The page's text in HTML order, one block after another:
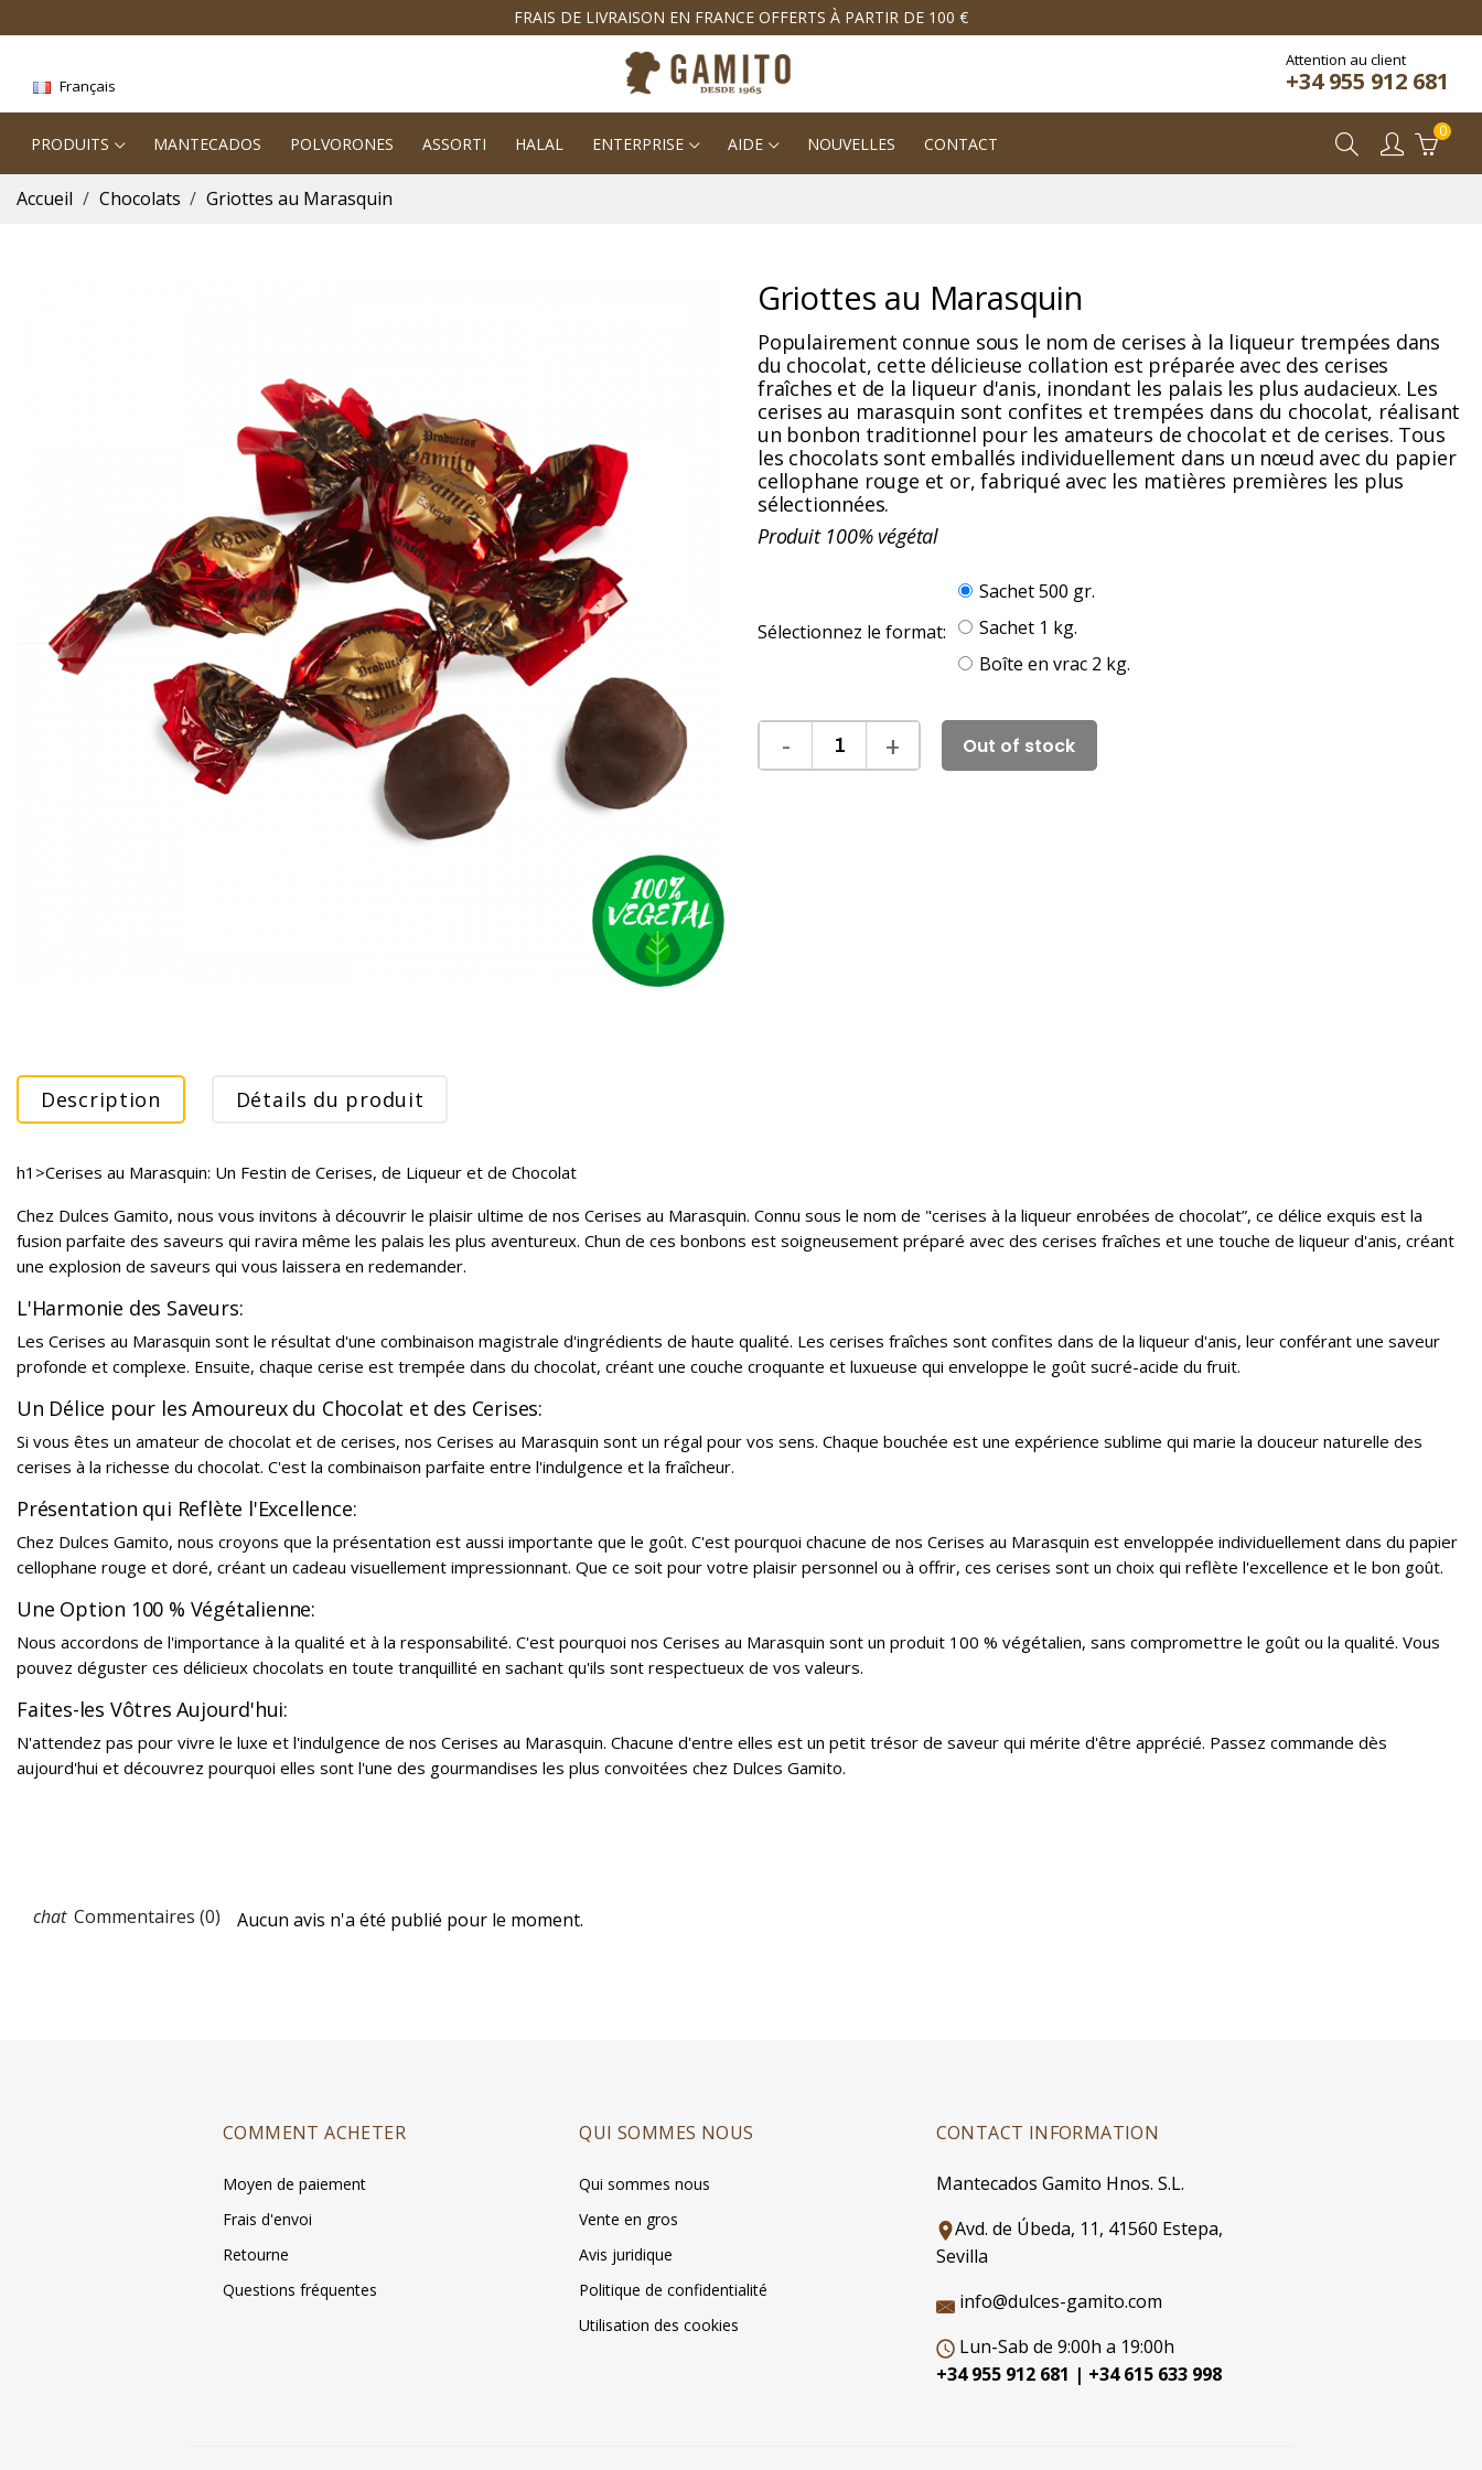
FRAIS DE LIVRAISON EN FRANCE OFFERTS À PARTIR DE 100 €
Français
Attention au client
+34 955 912 681
PRODUITS MANTECADOS POLVORONES ASSORTI HALAL ENTERPRISE AIDE NOUVELLES CONTACT
0
Accueil Chocolats Griottes au Marasquin
Griottes au Marasquin
Populairement connue sous le nom de cerises à la liqueur trempées dans
du chocolat, cette délicieuse collation est préparée avec des cerises
fraîches et de la liqueur d'anis, inondant les palais les plus audacieux. Les
cerises au marasquin sont confites et trempées dans du chocolat, réalisant
un bonbon traditionnel pour les amateurs de chocolat et de cerises. Tous
les chocolats sont emballés individuellement dans un nœud avec du papier
cellophane rouge et or, fabriqué avec les matières premières les plus
sélectionnées.
Produit 100% végétal
Sélectionnez le format:
Sachet 500 gr.
Sachet 1 kg.
Boîte en vrac 2 kg.
Out of stock
Description Détails du produit
h1>Cerises au Marasquin: Un Festin de Cerises, de Liqueur et de Chocolat
Chez Dulces Gamito, nous vous invitons à découvrir le plaisir ultime de nos Cerises au Marasquin. Connu sous le nom de "cerises à la liqueur enrobées de chocolat”, ce délice exquis est la
fusion parfaite des saveurs qui ravira même les palais les plus aventureux. Chun de ces bonbons est soigneusement préparé avec des cerises fraîches et une touche de liqueur d'anis, créant
une explosion de saveurs qui vous laissera en redemander.
L'Harmonie des Saveurs:
Les Cerises au Marasquin sont le résultat d'une combinaison magistrale d'ingrédients de haute qualité. Les cerises fraîches sont confites dans de la liqueur d'anis, leur conférant une saveur
profonde et complexe. Ensuite, chaque cerise est trempée dans du chocolat, créant une couche croquante et luxueuse qui enveloppe le goût sucré-acide du fruit.
Un Délice pour les Amoureux du Chocolat et des Cerises:
Si vous êtes un amateur de chocolat et de cerises, nos Cerises au Marasquin sont un régal pour vos sens. Chaque bouchée est une expérience sublime qui marie la douceur naturelle des
cerises à la richesse du chocolat. C'est la combinaison parfaite entre l'indulgence et la fraîcheur.
Présentation qui Reflète l'Excellence:
Chez Dulces Gamito, nous croyons que la présentation est aussi importante que le goût. C'est pourquoi chacune de nos Cerises au Marasquin est enveloppée individuellement dans du papier
cellophane rouge et doré, créant un cadeau visuellement impressionnant. Que ce soit pour votre plaisir personnel ou à offrir, ces cerises sont un choix qui reflète l'excellence et le bon goût.
Une Option 100 % Végétalienne:
Nous accordons de l'importance à la qualité et à la responsabilité. C'est pourquoi nos Cerises au Marasquin sont un produit 100 % végétalien, sans compromettre le goût ou la qualité. Vous
pouvez déguster ces délicieux chocolats en toute tranquillité en sachant qu'ils sont respectueux de vos valeurs.
Faites-les Vôtres Aujourd'hui:
N'attendez pas pour vivre le luxe et l'indulgence de nos Cerises au Marasquin. Chacune d'entre elles est un petit trésor de saveur qui mérite d'être apprécié. Passez commande dès
aujourd'hui et découvrez pourquoi elles sont l'une des gourmandises les plus convoitées chez Dulces Gamito.
Commentaires (0) Aucun avis n'a été publié pour le moment.
COMMENT ACHETER
Moyen de paiement
Frais d'envoi
Retourne
Questions fréquentes
QUI SOMMES NOUS
Qui sommes nous
Vente en gros
Avis juridique
Politique de confidentialité
Utilisation des cookies
CONTACT INFORMATION
Mantecados Gamito Hnos. S.L.
Avd. de Úbeda, 11, 41560 Estepa,
Sevilla
info@dulces-gamito.com
Lun-Sab de 9:00h a 19:00h
+34 955 912 681 | +34 615 633 998